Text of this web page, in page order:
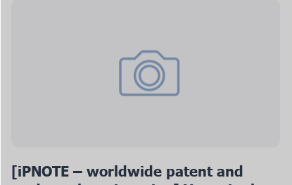
[iPNOTE – worldwide patent and